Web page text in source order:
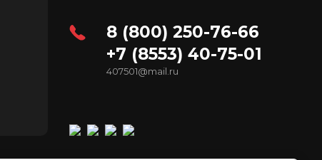
8 (800) 250-76-66
+7 (8553) 40-75-01
407501@mail.ru